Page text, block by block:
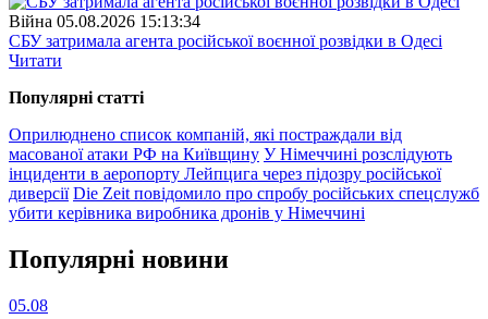
Війна 05.08.2026 15:13:34
СБУ затримала агента російської воєнної розвідки в Одесі
Читати
Популярнi статтi
Оприлюднено список компаній, які постраждали від
масованої атаки РФ на Київщину У Німеччині розслідують
інциденти в аеропорту Лейпцига через підозру російської
диверсії Die Zeit повідомило про спробу російських спецслужб
убити керівника виробника дронів у Німеччині
Популярнi новини
05.08